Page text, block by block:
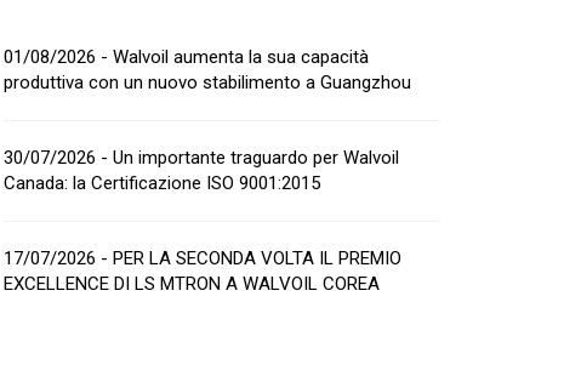
01/08/2026 - Walvoil aumenta la sua capacità
produttiva con un nuovo stabilimento a Guangzhou
30/07/2026 - Un importante traguardo per Walvoil
Canada: la Certificazione ISO 9001:2015
17/07/2026 - PER LA SECONDA VOLTA IL PREMIO
EXCELLENCE DI LS MTRON A WALVOIL COREA